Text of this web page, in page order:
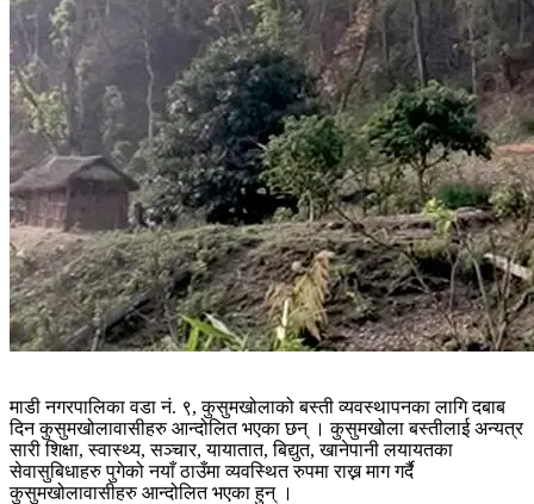
माडी नगरपालिका वडा नं. ९, कुसुमखोलाको बस्ती व्यवस्थापनका लागि दबाब
दिन कुसुमखोलावासीहरु आन्दोलित भएका छन् । कुसुमखोला बस्तीलाई अन्यत्र
सारी शिक्षा, स्वास्थ्य, सञ्चार, यायातात, बिद्युत, खानेपानी लयायतका
सेवासुबिधाहरु पुगेको नयाँ ठाउँमा व्यवस्थित रुपमा राख्न माग गर्दै
कुसुमखोलावासीहरु आन्दोलित भएका हुन् ।